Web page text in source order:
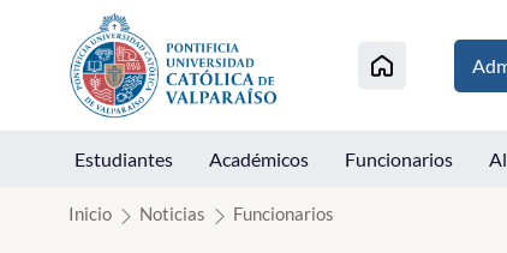
Click acá para ir directamente al contenido
Estudiantes Académicos Funcionarios
Inicio Noticias Funcionarios